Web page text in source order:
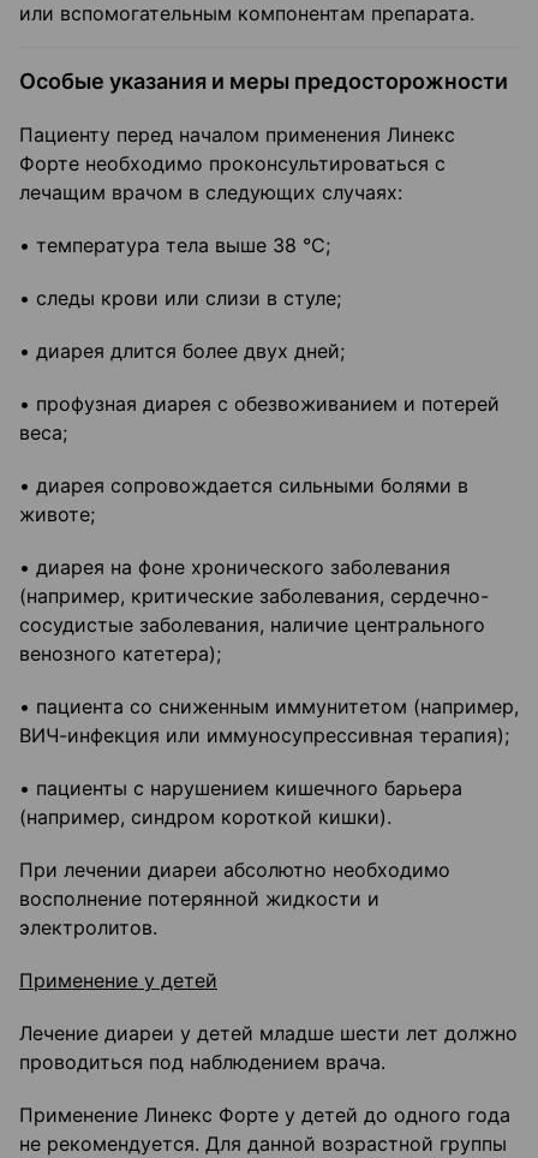
или вспомогательным компонентам препарата.
Особые указания и меры предосторожности
Пациенту перед началом применения Линекс
Форте необходимо проконсультироваться с
лечащим врачом в следующих случаях:
• температура тела выше 38 °C;
• следы крови или слизи в стуле;
• диарея длится более двух дней;
• профузная диарея с обезвоживанием и потерей
веса;
• диарея сопровождается сильными болями в
животе;
• диарея на фоне хронического заболевания
(например, критические заболевания, сердечно-
сосудистые заболевания, наличие центрального
венозного катетера);
• пациента со сниженным иммунитетом (например,
ВИЧ-инфекция или иммуносупрессивная терапия);
• пациенты с нарушением кишечного барьера
(например, синдром короткой кишки).
При лечении диареи абсолютно необходимо
восполнение потерянной жидкости и
электролитов.
Применение у детей
Лечение диареи у детей младше шести лет должно
проводиться под наблюдением врача.
Применение Линекс Форте у детей до одного года
не рекомендуется. Для данной возрастной группы